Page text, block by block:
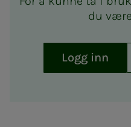
du
Logg inn